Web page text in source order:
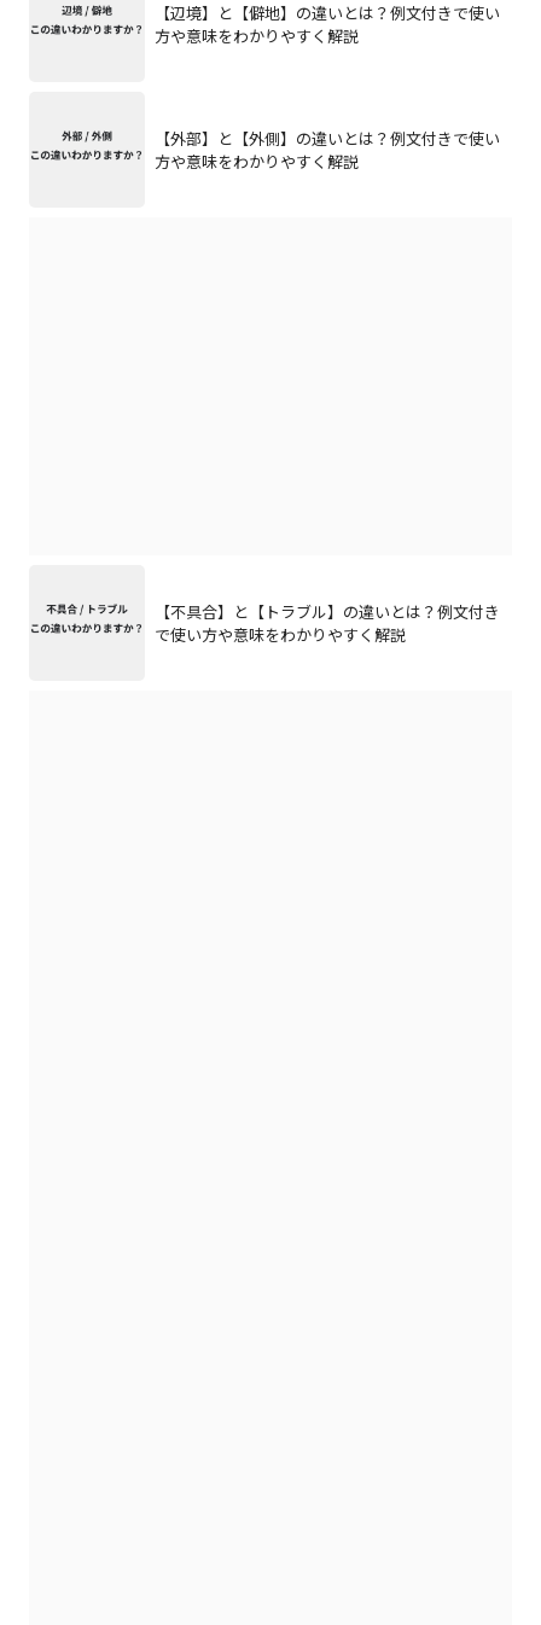
【辺境】と【僻地】の違いとは？例文付きで使い
方や意味をわかりやすく解説
【外部】と【外側】の違いとは？例文付きで使い
方や意味をわかりやすく解説
【不具合】と【トラブル】の違いとは？例文付き
で使い方や意味をわかりやすく解説